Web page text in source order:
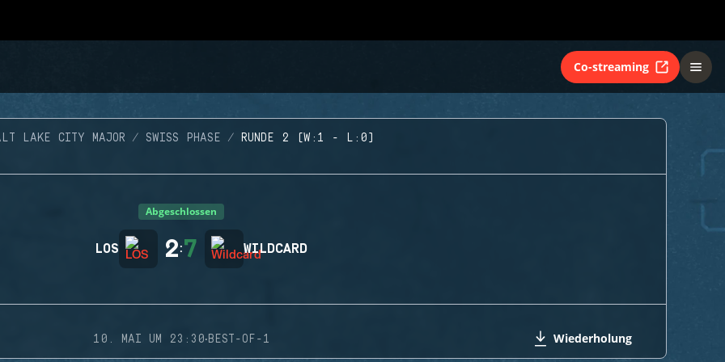
Co-streaming
LAKE CITY MAJOR SWISS PHASE RUNDE 2 (W:1 - L:0)
Abgeschlossen
LOS 2:7 WILDCARD
10. MAI UM 23:30·BEST-OF-1 Wiederholung